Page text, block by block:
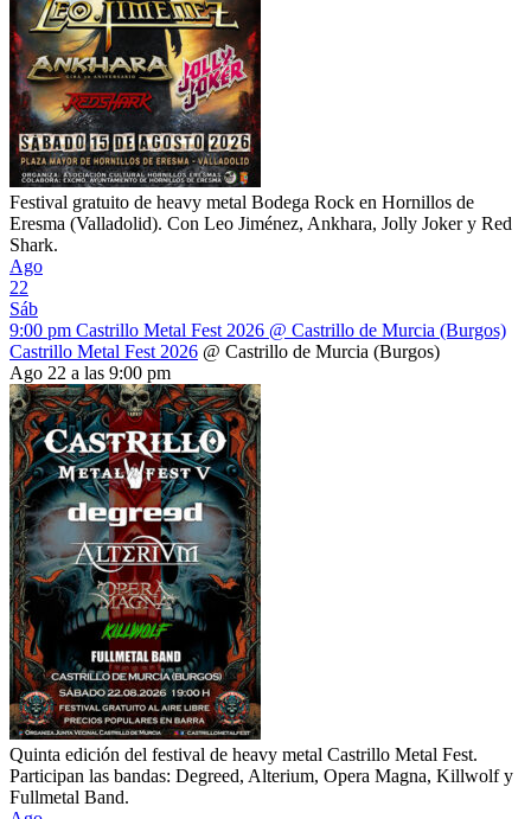
Festival gratuito de heavy metal Bodega Rock en Hornillos de
Eresma (Valladolid). Con Leo Jiménez, Ankhara, Jolly Joker y Red
Shark.
Ago
22
Sáb
9:00 pm Castrillo Metal Fest 2026 @ Castrillo de Murcia (Burgos)
Castrillo Metal Fest 2026 @ Castrillo de Murcia (Burgos)
Ago 22 a las 9:00 pm
Quinta edición del festival de heavy metal Castrillo Metal Fest.
Participan las bandas: Degreed, Alterium, Opera Magna, Killwolf y
Fullmetal Band.